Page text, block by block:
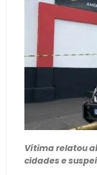
Vítima relatou
cidades e